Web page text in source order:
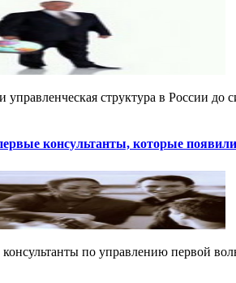
управленческая структура в России
консультанты, которые
консультанты по управлению первой